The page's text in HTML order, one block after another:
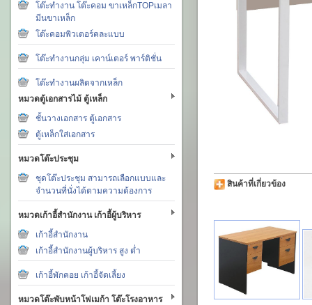
โต๊ะทำงาน โต๊ะคอม ขาเหล็กTOPเมลา
มีนขาเหล็ก
โต๊ะคอมพิวเตอร์คละแบบ
โต๊ะทำงานกลุ่ม เคาน์เตอร์ พาร์ติชั่น
โต๊ะทำงานผลิตจากเหล็ก
หมวดตู้เอกสารไม้ ตู้เหล็ก
ชั้นวางเอกสาร ตู้เอกสาร
ตู้เหล็กใส่เอกสาร
หมวดโต๊ะประชุม
ชุดโต๊ะประชุม สามารถเลือกแบบและ
จำนวนที่นั่งได้ตามความต้องการ
หมวดเก้าอี้สำนักงาน เก้าอี้ผู้บริหาร
เก้าอี้สำนักงาน
เก้าอี้สำนักงานผู้บริหาร สูง ต่ำ
เก้าอี้พักคอย เก้าอี้จัดเลี้ยง
หมวดโต๊ะพับหน้าโฟเมก้า โต๊ะโรงอาหาร
สินค้าที่เกี่ยวข้อง